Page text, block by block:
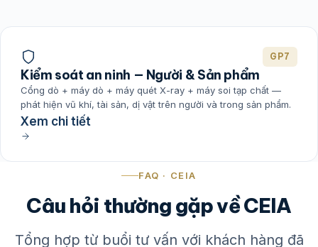
GP7
Kiểm soát an ninh — Người & Sản phẩm
Cổng dò + máy dò + máy quét X-ray + máy soi tạp chất —
phát hiện vũ khí, tài sản, dị vật trên người và trong sản phẩm.
Xem chi tiết
FAQ · CEIA
Câu hỏi thường gặp về CEIA
Tổng hợp từ buổi tư vấn với khách hàng đã